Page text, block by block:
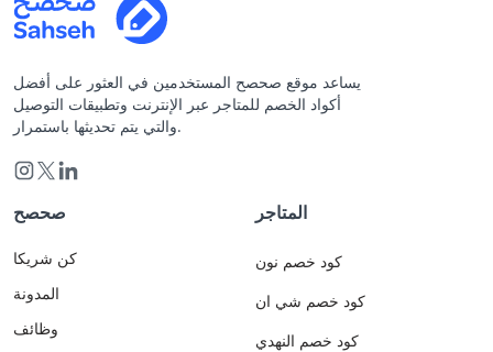
يساعد موقع صحصح المستخدمين في العثور على أفضل
أكواد الخصم للمتاجر عبر الإنترنت وتطبيقات التوصيل
والتي يتم تحديثها باستمرار.
صحصح
كن شريكا
المدونة
وظائف
المتاجر
كود خصم نون
كود خصم شي ان
كود خصم النهدي